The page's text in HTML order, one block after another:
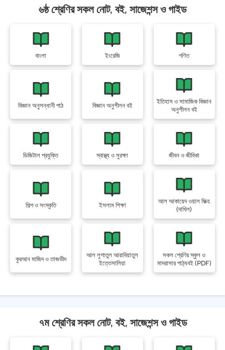
৬ষ্ঠ শ্রেণির সকল নোট, বই, সাজেশন্স ও গাইড
বাংলা ইংরেজি গণিত
বিজ্ঞান অনুসন্ধানী পাঠ বিজ্ঞান অনুশীলন বই
ইতিহাস ও সামাজিক বিজ্ঞান
অনুশীলন বই
ডিজিটাল প্রযুক্তি স্বাস্থ্য ও সুরক্ষা জীবন ও জীবিকা
শিল্প ও সংস্কৃতি ইসলাম শিক্ষা
আল আকায়েদ ওয়াল ফিক্হ
(দাখিল)
কুরআন মাজিদ ও তাজভীদ
আল লুগাতুল আরাবিয়াতুল
ইত্তেসালিয়া
সকল শ্রেণির স্কুল ও
মাদরাসার পাঠ্যবই (PDF)
৭ম শ্রেণির সকল নোট, বই, সাজেশন্স ও গাইড